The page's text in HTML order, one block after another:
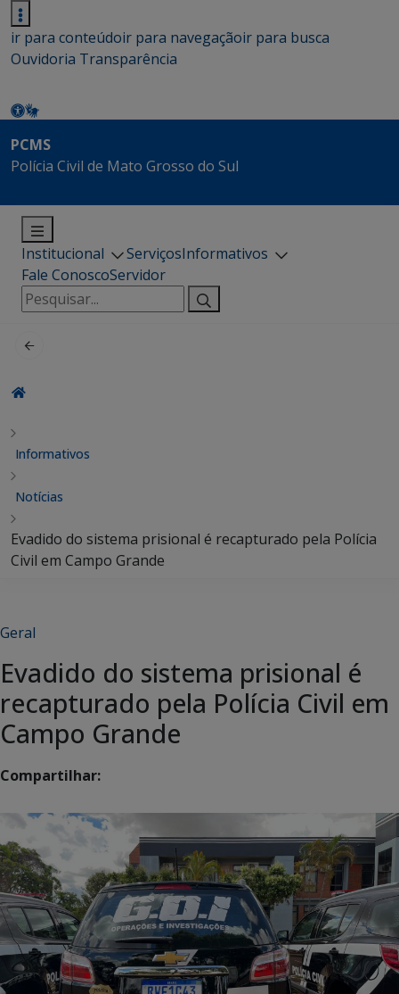
ir para conteúdoir para navegaçãoir para busca
Ouvidoria Transparência
PCMS
Polícia Civil de Mato Grosso do Sul
Institucional ServiçosInformativos
Fale ConoscoServidor
Pesquisar
por:
Informativos
Notícias
Evadido do sistema prisional é recapturado pela Polícia
Civil em Campo Grande
Geral
Evadido do sistema prisional é
recapturado pela Polícia Civil em
Campo Grande
Compartilhar: